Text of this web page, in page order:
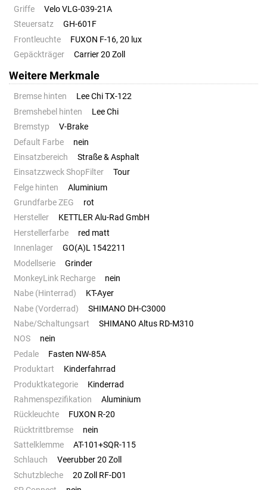
Griffe
Velo VLG-039-21A
Steuersatz
GH-601F
Frontleuchte
FUXON F-16, 20 lux
Gepäckträger
Carrier 20 Zoll
Weitere Merkmale
Bremse hinten
Lee Chi TX-122
Bremshebel hinten
Lee Chi
Bremstyp
V-Brake
Default Farbe
nein
Einsatzbereich
Straße & Asphalt
Einsatzzweck ShopFilter
Tour
Felge hinten
Aluminium
Grundfarbe ZEG
rot
Hersteller
KETTLER Alu-Rad GmbH
Herstellerfarbe
red matt
Innenlager
GO(A)L 1542211
Modellserie
Grinder
MonkeyLink Recharge
nein
Nabe (Hinterrad)
KT-Ayer
Nabe (Vorderrad)
SHIMANO DH-C3000
Nabe/Schaltungsart
SHIMANO Altus RD-M310
NOS
nein
Pedale
Fasten NW-85A
Produktart
Kinderfahrrad
Produktkategorie
Kinderrad
Rahmenspezifikation
Aluminium
Rückleuchte
FUXON R-20
Rücktrittbremse
nein
Sattelklemme
AT-101+SQR-115
Schlauch
Veerubber 20 Zoll
Schutzbleche
20 Zoll RF-D01